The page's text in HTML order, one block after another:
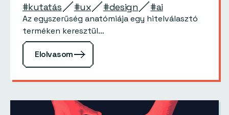
#kutatás #ux #design #ai
Az egyszerűség anatómiája egy hitelválasztó
terméken keresztül…
Elolvasom